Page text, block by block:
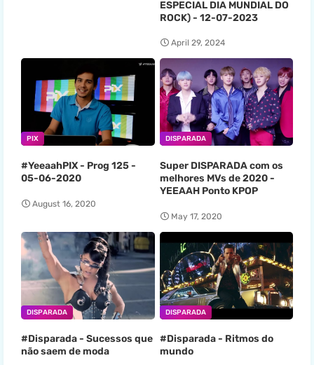
ESPECIAL DIA MUNDIAL DO
ROCK) - 12-07-2023
April 29, 2024
PIX
#YeeaahPIX - Prog 125 -
05-06-2020
August 16, 2020
DISPARADA
Super DISPARADA com os
melhores MVs de 2020 -
YEEAAH Ponto KPOP
May 17, 2020
DISPARADA
#Disparada - Sucessos que
não saem de moda
DISPARADA
#Disparada - Ritmos do
mundo